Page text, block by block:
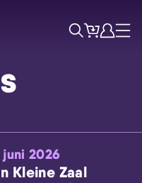
ZoekTicketsAccount
Menu
juni 2026
Kleine Zaal